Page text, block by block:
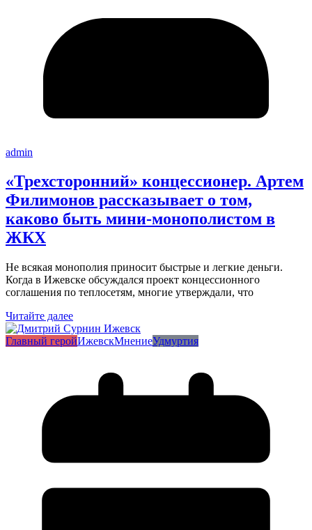
admin
«Трехсторонний» концессионер. Артем
Филимонов рассказывает о том,
каково быть мини-монополистом в
ЖКХ
Не всякая монополия приносит быстрые и легкие деньги.
Когда в Ижевске обсуждался проект концессионного
соглашения по теплосетям, многие утверждали, что
Читайте далее
Главный геройИжевскМнениеУдмуртия